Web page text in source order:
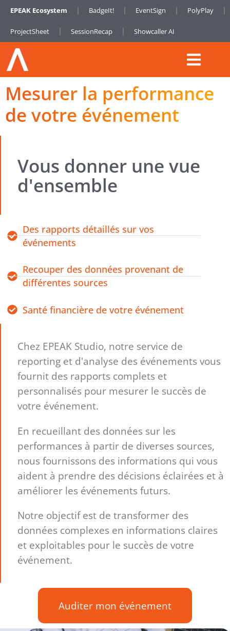
EPEAK Ecosystem BadgeIt! EventSign PolyPlay
ProjectSheet SessionRecap Showcaller AI
Mesurer la performance
de votre événement
Vous donner une vue
d'ensemble
Chez EPEAK Studio, notre service de
reporting et d'analyse des événements vous
fournit des rapports complets et
personnalisés pour mesurer le succès de
votre événement.
En recueillant des données sur les
performances à partir de diverses sources,
nous fournissons des informations qui vous
aident à prendre des décisions éclairées et à
améliorer les événements futurs.
Notre objectif est de transformer des
données complexes en informations claires
et exploitables pour le succès de votre
événement.
Des rapports détaillés sur vos
événements
Recouper des données provenant de
différentes sources
Santé financière de votre événement
Auditer mon événement